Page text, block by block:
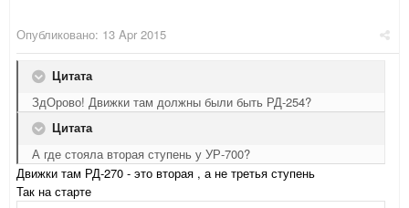
Опубликовано: 13 Apr 2015
Цитата
ЗдОрово! Движки там должны были быть РД-254?
Цитата
А где стояла вторая ступень у УР-700?
Движки там РД-270 - это вторая , а не третья ступень
Так на старте